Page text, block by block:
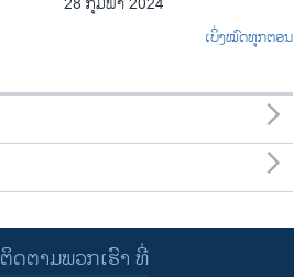
ເບິ່ງໝົດທຸກຕອນ
ຕິດຕາມພວກເຮົາ ທີ່